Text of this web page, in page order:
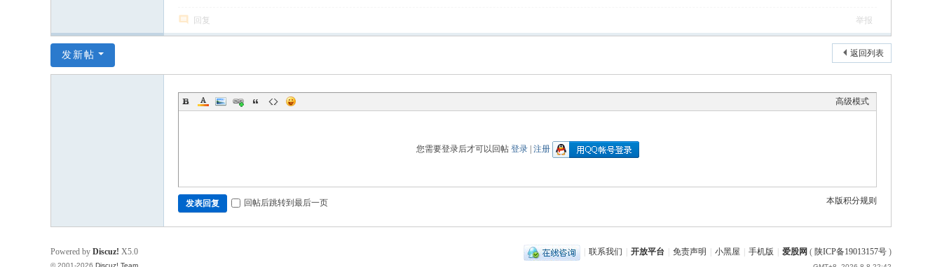
回复 举报
返回列表
发新帖
高级模式
您需要登录后才可以回帖 登录| 注册
本版积分规则
发表回复 回帖后跳转到最后一页
联系我们 开放平台 免责声明 小黑屋 手机版 爱股网 ( 陕ICP备19013157号 )
Powered by Discuz! X5.0
© 2001-2026 Discuz! Team